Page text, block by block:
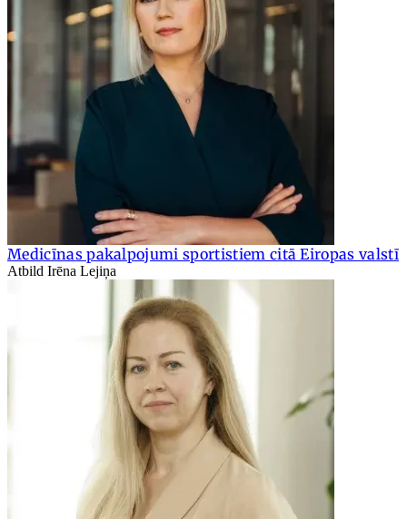
Medicīnas pakalpojumi sportistiem citā Eiropas valstī
Atbild Irēna Lejiņa